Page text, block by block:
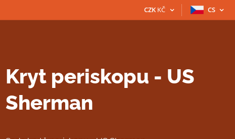
CZK KČ CS
Kryt periskopu - US
Sherman